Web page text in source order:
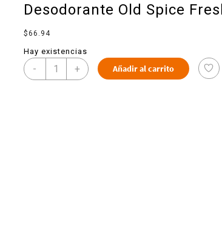
Desodorante Old Spice
$66.94
Hay existencias
- + Añadir al carrito